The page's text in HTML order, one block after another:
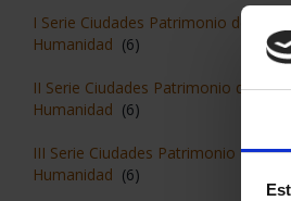
I Serie Ciudades Patrimonio de la
Humanidad (6)
II Serie Ciudades Patrimonio de la
Humanidad (6)
III Serie Ciudades Patrimonio de la
Humanidad (6)